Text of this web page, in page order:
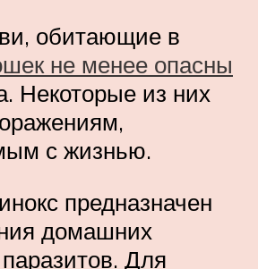
обитающие в
не менее опасны
Некоторые из них
с жизнью.
предназначен
домашних
Для